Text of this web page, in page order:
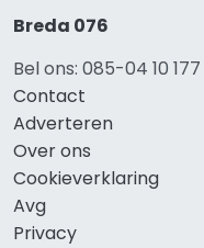
Breda 076
Bel ons: 085-04 10 177
Contact
Adverteren
Over ons
Cookieverklaring
Avg
Privacy